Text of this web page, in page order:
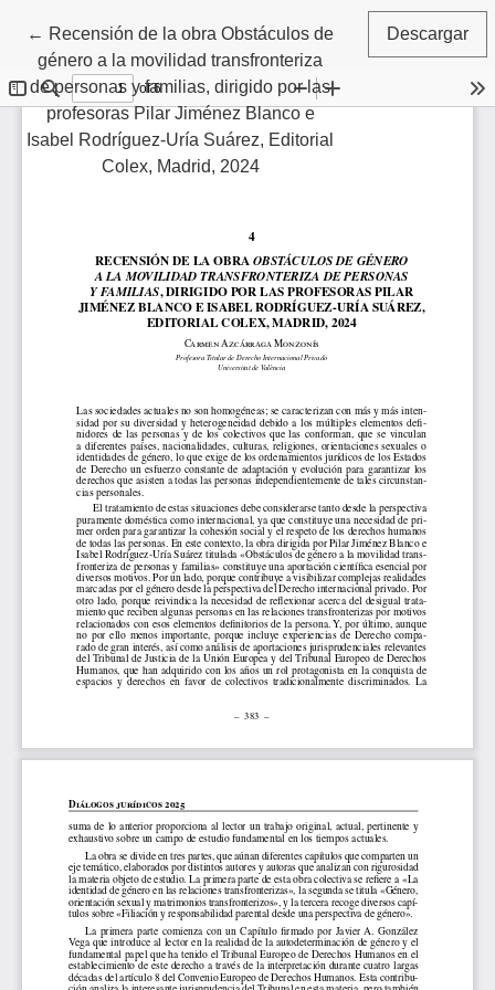
← Volver a los detalles del artículo
Recensión de la obra Obstáculos de
género a la movilidad transfronteriza
de personas y familias, dirigido por las
profesoras Pilar Jiménez Blanco e
Isabel Rodríguez-Uría Suárez, Editorial
Colex, Madrid, 2024
Descargar